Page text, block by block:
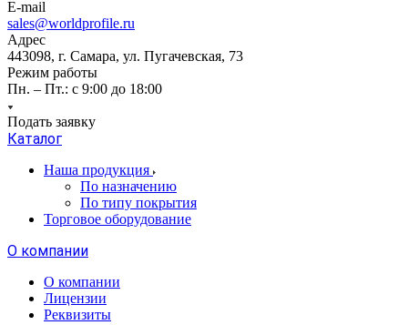
E-mail
sales@worldprofile.ru
Адрес
443098, г. Самара, ул. Пугачевская, 73
Режим работы
Пн. – Пт.: с 9:00 до 18:00
Подать заявку
Каталог
Наша продукция
По назначению
По типу покрытия
Торговое оборудование
О компании
О компании
Лицензии
Реквизиты